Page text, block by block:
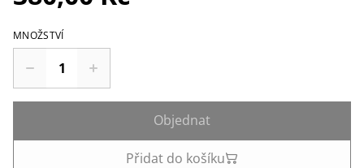
MNOŽSTVÍ
Objednat
Přidat do košíku